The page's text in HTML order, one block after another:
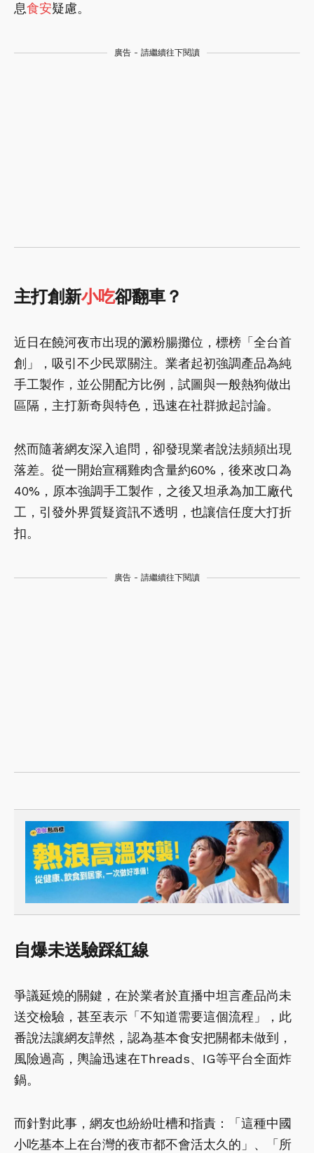
息食安疑慮。
廣告 - 請繼續往下閱讀
主打創新小吃卻翻車？
近日在饒河夜市出現的澱粉腸攤位，標榜「全台首
創」，吸引不少民眾關注。業者起初強調產品為純
手工製作，並公開配方比例，試圖與一般熱狗做出
區隔，主打新奇與特色，迅速在社群掀起討論。
然而隨著網友深入追問，卻發現業者說法頻頻出現
落差。從一開始宣稱雞肉含量約60%，後來改口為
40%，原本強調手工製作，之後又坦承為加工廠代
工，引發外界質疑資訊不透明，也讓信任度大打折
扣。
廣告 - 請繼續往下閱讀
自爆未送驗踩紅線
爭議延燒的關鍵，在於業者於直播中坦言產品尚未
送交檢驗，甚至表示「不知道需要這個流程」，此
番說法讓網友譁然，認為基本食安把關都未做到，
風險過高，輿論迅速在Threads、IG等平台全面炸
鍋。
而針對此事，網友也紛紛吐槽和指責：「這種中國
小吃基本上在台灣的夜市都不會活太久的」、「所